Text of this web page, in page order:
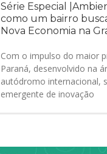
Série Especial
como um bairro
Nova Economia na
Com o impulso do maior
Paraná, desenvolvido na
autódromo internacional,
emergente de inovação